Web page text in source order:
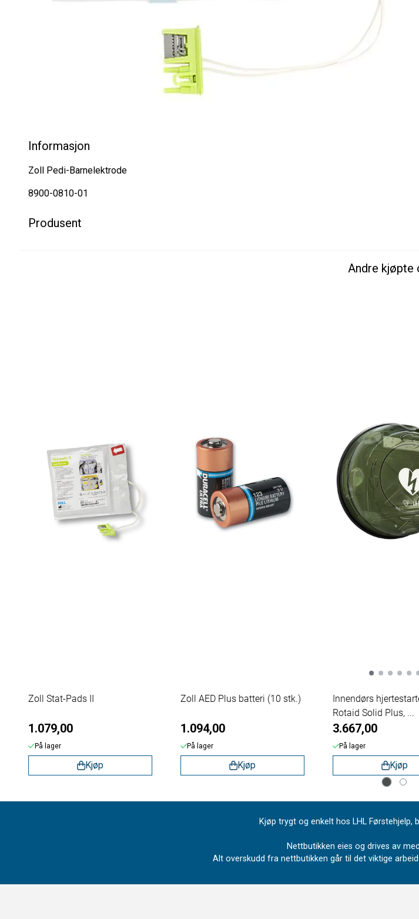
Informasjon
Zoll Pedi-Barnelektrode
8900-0810-01
Produsent
Andre kjøpte
Zoll Stat-Pads II
1.079,00
På lager
Kjøp
Zoll AED Plus batteri (10 stk.)
1.094,00
På lager
Kjøp
Innendørs
Rotaid Solid Plus, ...
3.667,00
På lager
Kjøp
Kjøp trygt og enkelt hos LHL Førstehjelp,
Nettbutikken eies og drives av
Alt overskudd fra nettbutikken går til det viktige